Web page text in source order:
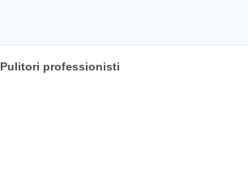
Pulitori professionisti